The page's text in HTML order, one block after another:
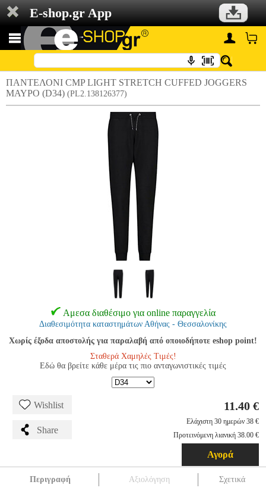
E-shop.gr App
ΠΑΝΤΕΛΟΝΙ CMP LIGHT STRETCH CUFFED JOGGERS
ΜΑΥΡΟ (D34) (PL2.138126377)
Αμεσα διαθέσιμο για online παραγγελία
Διαθεσιμότητα καταστημάτων Αθήνας - Θεσσαλονίκης
Χωρίς έξοδα αποστολής για παραλαβή από οποιοδήποτε eshop point!
Σταθερά Χαμηλές Τιμές!
Εδώ θα βρείτε κάθε μέρα τις πιο ανταγωνιστικές τιμές
Wishlist
Share
11.40 €
Ελάχιστη 30 ημερών 38 €
Προτεινόμενη λιανική 38.00 €
Αγορά
Περιγραφή Αξιολόγηση Σχετικά